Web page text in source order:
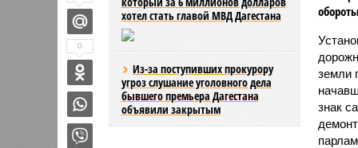
хотел стать главой МВД Дагестана
Из-за поступивших прокурору
угроз слушание уголовного дела
бывшего премьера Дагестана
объявили закрытым
земли
знак
0